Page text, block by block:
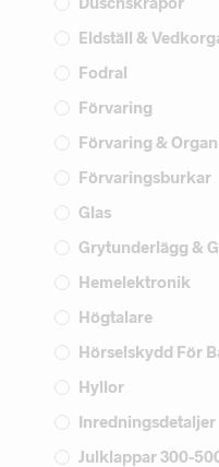
Eldställ &
Fodral
Förvaring
Förvaring &
Förvaringsburkar
Glas
Grytunderlägg &
Hemelektronik
Högtalare
Hörselskydd För
Hyllor
Inredningsdetaljer
Julklappar 300-